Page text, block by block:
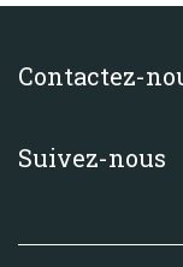
Contactez-
Suivez-nous